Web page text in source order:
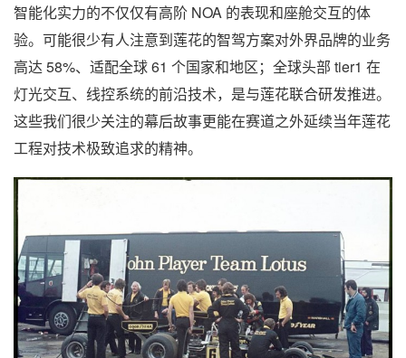
智能化实力的不仅仅有高阶 NOA 的表现和座舱交互的体
验。可能很少有人注意到莲花的智驾方案对外界品牌的业务
高达 58%、适配全球 61 个国家和地区；全球头部 tier1 在
灯光交互、线控系统的前沿技术，是与莲花联合研发推进。
这些我们很少关注的幕后故事更能在赛道之外延续当年莲花
工程对技术极致追求的精神。